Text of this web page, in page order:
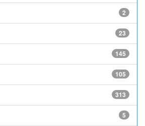
2
23
145
105
313
5